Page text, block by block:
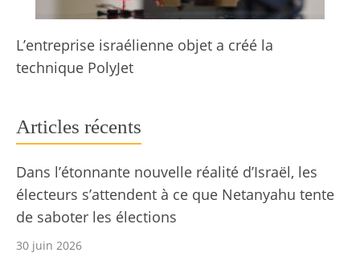
L’entreprise israélienne objet a créé la
technique PolyJet
Articles récents
Dans l’étonnante nouvelle réalité d’Israël, les
électeurs s’attendent à ce que Netanyahu tente
de saboter les élections
30 juin 2026